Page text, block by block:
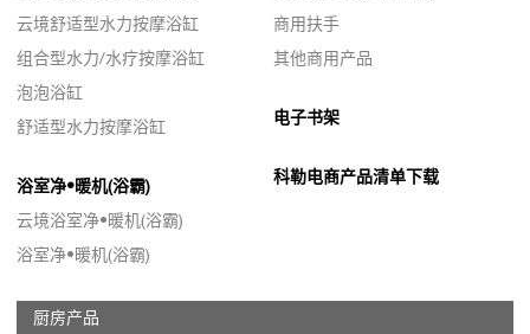
云境舒适型水力按摩浴缸
组合型水力/水疗按摩浴缸
泡泡浴缸
舒适型水力按摩浴缸
浴室净•暖机(浴霸)
云境浴室净•暖机(浴霸)
浴室净•暖机(浴霸)
商用扶手
其他商用产品
电子书架
科勒电商产品清单下载
厨房产品